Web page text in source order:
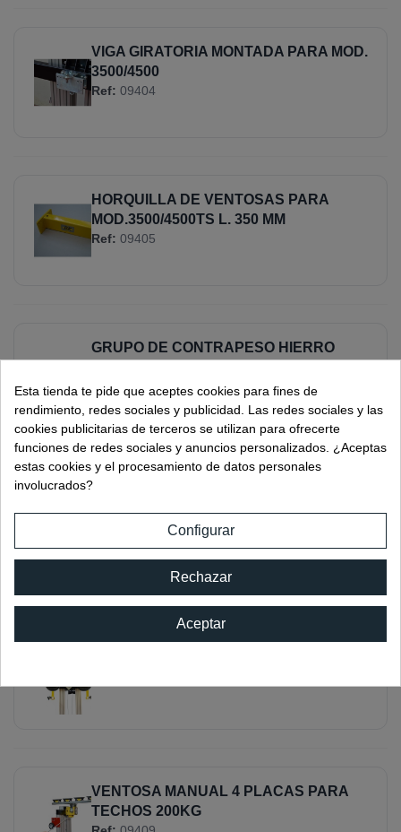
VIGA GIRATORIA MONTADA PARA MOD.
3500/4500
Ref: 09404
HORQUILLA DE VENTOSAS PARA
MOD.3500/4500TS L. 350 MM
Ref: 09405
GRUPO DE CONTRAPESO HIERRO
Ref:09406.1
ROTACION
VENTOSAS MANUALES+4 PLACAS
VENTOSA MANUAL 4 PLACAS PARA
TECHOS 200KG
Esta tienda te pide que aceptes cookies para fines de
rendimiento, redes sociales y publicidad. Las redes sociales y las
cookies publicitarias de terceros se utilizan para ofrecerte
funciones de redes sociales y anuncios personalizados. ¿Aceptas
estas cookies y el procesamiento de datos personales
involucrados?
Configurar
Rechazar
Aceptar